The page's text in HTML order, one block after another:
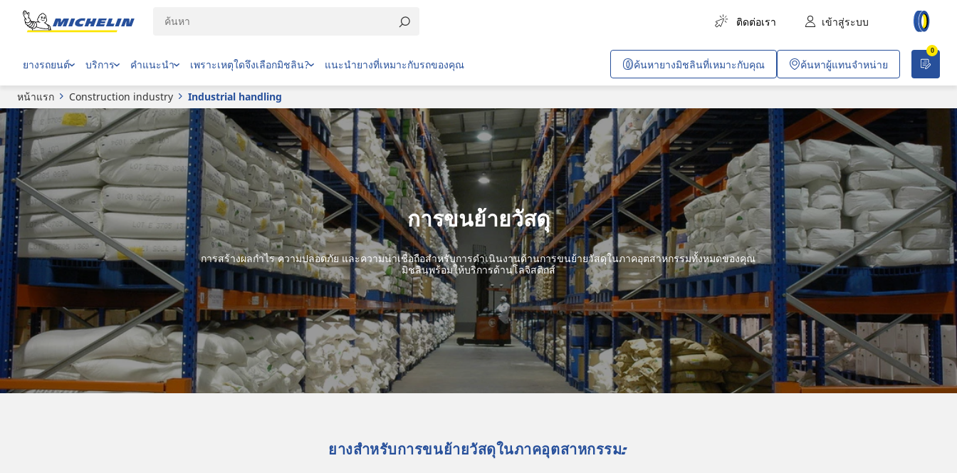
ติดต่อเรา เข้าสู่ระบบ
การขนส่งสินค้า
การขนส่งผู้โดยสาร
งานก่อสร้างและอุตสาหกรรม
เหมืองทั่วไปและเหมืองหิน
ยานพาหนะสำหรับบริษัท
งานค้าขายและวิชาชีพเฉพาะทาง
ปฏิบัติการพลเรือนและการทหาร
อากาศยาน
รถไฟโดยสารในเมือง
0
ยางรถยนต์ บริการ คำแนะนำ เพราะเหตุใดจึงเลือกมิชลิน? แนะนำยางที่เหมาะกับรถของคุณ ค้นหายางมิชลินที่เหมาะกับคุณ ค้นหาผู้แทนจำหน่าย
หน้าแรก Construction industry Industrial handling
การขนย้ายวัสดุ
การสร้างผลกำไร ความปลอดภัย และความน่าเชื่อถือสำหรับการดำเนินงานด้านการขนย้ายวัสดุในภาคอุตสาหกรรมทั้งหมดของคุณ
มิชลินพร้อมให้บริการด้านโลจิสติกส์
ยางสำหรับการขนย้ายวัสดุในภาคอุตสาหกรรม: